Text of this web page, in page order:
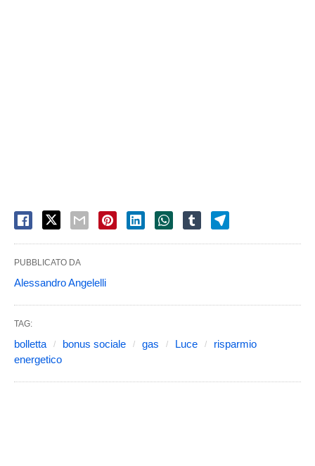
PUBBLICATO DA
Alessandro Angelelli
TAG:
bolletta bonus sociale gas Luce
risparmio
energetico